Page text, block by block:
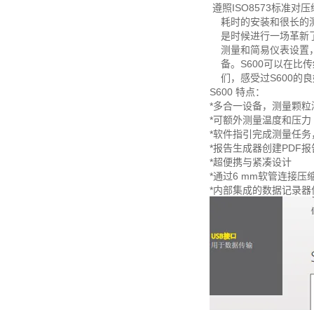
遵照ISO8573标准对
耗时的安装和很长的
是时候进行一场革新
测量和简易仪表设置
备。S600可以在比传
们，感受过S600的良
S600 特点：
*多合一设备，测量颗
*可额外测量温度和压力
*软件指引完成测量任
*报告生成器创建PDF
*超便携与紧凑设计
*通过6 mm软管连接压
*内部集成的数据记录